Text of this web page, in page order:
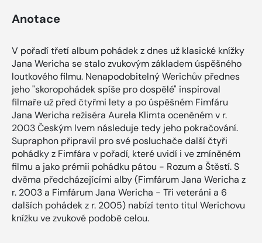
Anotace
V pořadí třetí album pohádek z dnes už klasické knížky
Jana Wericha se stalo zvukovým základem úspěšného
loutkového filmu. Nenapodobitelný Werichův přednes
jeho "skoropohádek spíše pro dospělé" inspiroval
filmaře už před čtyřmi lety a po úspěšném Fimfáru
Jana Wericha režiséra Aurela Klimta oceněném v r.
2003 Českým lvem následuje tedy jeho pokračování.
Supraphon připravil pro své posluchače další čtyři
pohádky z Fimfára v pořadí, které uvidí i ve zmíněném
filmu a jako prémii pohádku pátou - Rozum a Štěstí. S
dvěma předcházejícími alby (Fimfárum Jana Wericha z
r. 2003 a Fimfárum Jana Wericha - Tři veteráni a 6
dalších pohádek z r. 2005) nabízí tento titul Werichovu
knížku ve zvukové podobě celou.